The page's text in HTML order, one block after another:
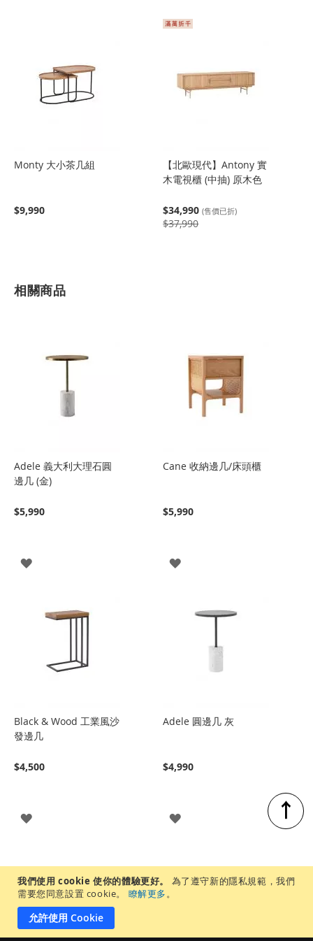
我們使用 cookie 使你的體驗更好。
為了遵守新的隱私規範，我們
需要您同意設置 cookie。
瞭解更多。
允許使用 Cookie
Monty 大小茶几組
$9,990
【北歐現代】Antony 實
木電視櫃 (中抽) 原木色
$34,990 (售價已折)
$37,990
相關商品
Adele 義大利大理石圓
邊几 (金)
$5,990
登
Cane 收納邊几/床頭櫃
$5,990
登
Black & Wood 工業風沙
發邊几
$4,500
登
Adele 圓邊几 灰
$4,990
登
↑